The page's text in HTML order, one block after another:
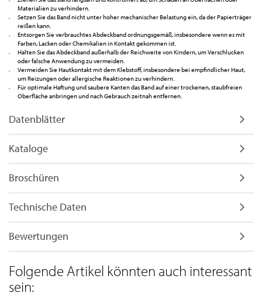
Materialien zu verhindern.
Setzen Sie das Band nicht unter hoher mechanischer Belastung ein, da der Papierträger
reißen kann.
Entsorgen Sie verbrauchtes Abdeckband ordnungsgemäß, insbesondere wenn es mit
Farben, Lacken oder Chemikalien in Kontakt gekommen ist.
Halten Sie das Abdeckband außerhalb der Reichweite von Kindern, um Verschlucken
oder falsche Anwendung zu vermeiden.
Vermeiden Sie Hautkontakt mit dem Klebstoff, insbesondere bei empfindlicher Haut,
um Reizungen oder allergische Reaktionen zu verhindern.
Für optimale Haftung und saubere Kanten das Band auf einer trockenen, staubfreien
Oberfläche anbringen und nach Gebrauch zeitnah entfernen.
Datenblätter
Kataloge
Broschüren
Technische Daten
Bewertungen
Folgende Artikel könnten auch interessant
sein: